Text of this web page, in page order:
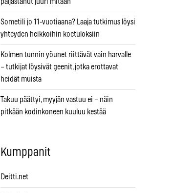
Sometili jo 11-vuotiaana? Laaja tutkimus löysi
yhteyden heikkoihin koetuloksiin
Kolmen tunnin yöunet riittävät vain harvalle
– tutkijat löysivät geenit, jotka erottavat
heidät muista
Takuu päättyi, myyjän vastuu ei – näin
pitkään kodinkoneen kuuluu kestää
Kumppanit
Deitti.net